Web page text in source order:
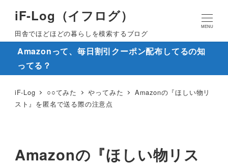
iF-Log（イフログ）
田舎でほどほどの暮らしを模索するブログ
MENU
Amazonって、毎日割引クーポン配布してるの知
ってる？
iF-Log ○○てみた やってみた
Amazonの『ほしい物リ
スト』を匿名で送る際の注意点
Amazonの『ほしい物リス